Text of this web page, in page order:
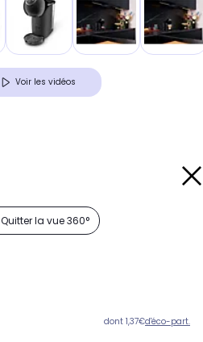
Voir les vidéos
Quitter la vue 360°
dont 1,37€d'éco-part.